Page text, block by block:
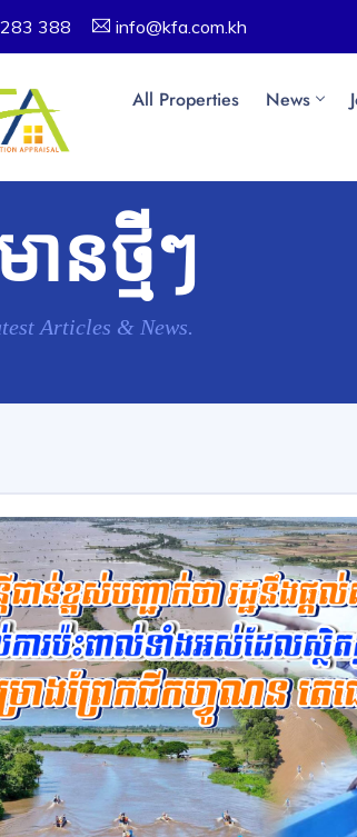
388 info@kfa.com.kh
All Properties News
នថ្មីៗ
Articles & News.